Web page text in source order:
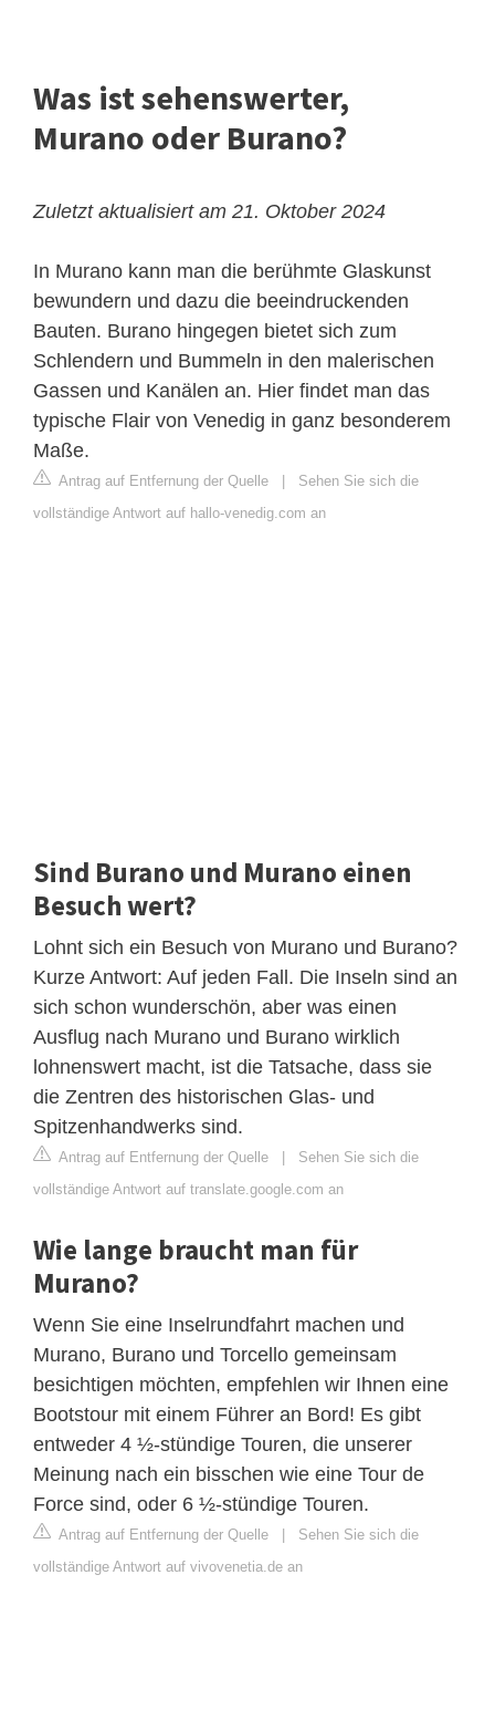
Was ist sehenswerter,
Murano oder Burano?
Zuletzt aktualisiert am 21. Oktober 2024
In Murano kann man die berühmte Glaskunst
bewundern und dazu die beeindruckenden
Bauten. Burano hingegen bietet sich zum
Schlendern und Bummeln in den malerischen
Gassen und Kanälen an. Hier findet man das
typische Flair von Venedig in ganz besonderem
Maße.
Antrag auf Entfernung der Quelle
Sehen Sie sich die
vollständige Antwort auf hallo-venedig.com an
Sind Burano und Murano einen
Besuch wert?
Lohnt sich ein Besuch von Murano und Burano?
Kurze Antwort: Auf jeden Fall. Die Inseln sind an
sich schon wunderschön, aber was einen
Ausflug nach Murano und Burano wirklich
lohnenswert macht, ist die Tatsache, dass sie
die Zentren des historischen Glas- und
Spitzenhandwerks sind.
Antrag auf Entfernung der Quelle
Sehen Sie sich die
vollständige Antwort auf translate.google.com an
Wie lange braucht man für
Murano?
Wenn Sie eine Inselrundfahrt machen und
Murano, Burano und Torcello gemeinsam
besichtigen möchten, empfehlen wir Ihnen eine
Bootstour mit einem Führer an Bord! Es gibt
entweder 4 ½-stündige Touren, die unserer
Meinung nach ein bisschen wie eine Tour de
Force sind, oder 6 ½-stündige Touren.
Antrag auf Entfernung der Quelle
Sehen Sie sich die
vollständige Antwort auf vivovenetia.de an